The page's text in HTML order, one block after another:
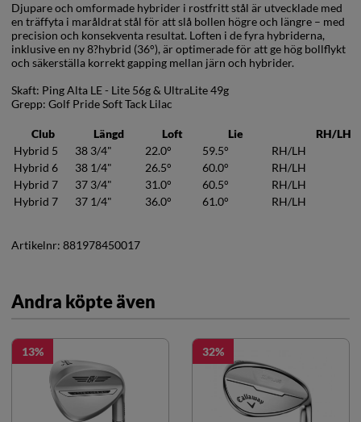
Djupare och omformade hybrider i rostfritt stål är utvecklade med
en träffyta i maråldrat stål för att slå bollen högre och längre – med
precision och konsekventa resultat. Loften i de fyra hybriderna,
inklusive en ny 8?hybrid (36°), är optimerade för att ge hög bollflykt
och säkerställa korrekt gapping mellan järn och hybrider.
Skaft: Ping Alta LE - Lite 56g & UltraLite 49g
Grepp: Golf Pride Soft Tack Lilac
Club Längd Loft Lie
RH/LH
Hybrid 5
38 3/4" 22.0° 59.5°
RH/LH
Hybrid 6
38 1/4" 26.5° 60.0°
RH/LH
Hybrid 7
37 3/4" 31.0° 60.5°
RH/LH
Hybrid 7
37 1/4" 36.0° 61.0° RH/LH
Artikelnr: 881978450017
Andra köpte även
13 32